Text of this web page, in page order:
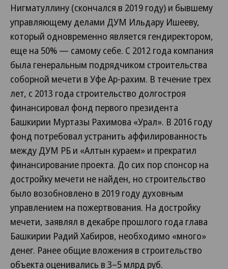
Нигматуллину (скончался в 2019 году) и бывшему
управляющему делами ДУМ Ильдару Ишееву,
который одновременно является гендиректором,
еще на 50% — самому себе. С 2012 года компания
была генеральным подрядчиком строительства
соборной мечети в Уфе Ар-рахим. В течение трех
лет, с 2013 года строительство долгостроя
финансировал фонд первого президента
Башкирии Муртазы Рахимова «Урал». В 2016 году
фонд потребовал устранить аффилированность
между ДУМ РБ и «Алтын кураем» и прекратил
финансирование проекта. До сих пор спонсор на
достройку мечети не найден, но строительство
было возобновлено в 2019 году духовным
управлением на пожертвования. На достройку
мечети, заявлял в декабре прошлого года глава
Башкирии Радий Хабиров, необходимо «много»
денег. Ранее общие вложения в строительство
объекта оценивались в 3–5 млрд руб.